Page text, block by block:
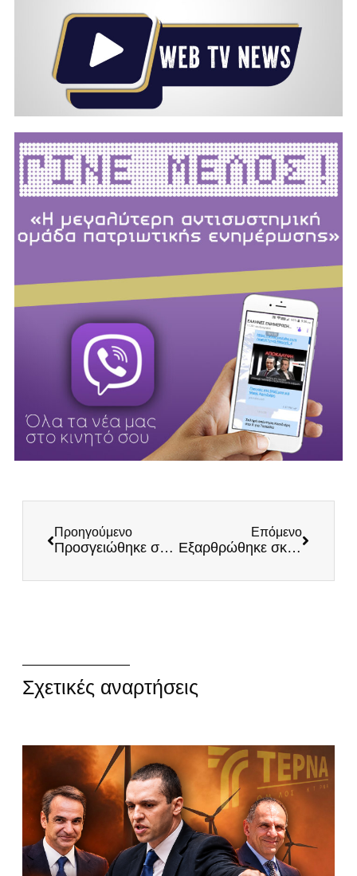
Προηγούμενο
Προσγειώθηκε στο Ριάντ ο Lavrov: Ξεκίνησε η Oικοδόμηση της Nέας Παγκόσμιας Τάξης – Ανύπαρκτοι και απομονωμένοι οι Ευρωπαίοι
Επόμενο
Εξαρθρώθηκε σκληρή συμμορία εκβιαστών στο κέντρο της Αθήνας: Υποστηρικτές του Μητσοτάκη οι δράστες – Έβγαζαν selfie μαζί του
Σχετικές αναρτήσεις